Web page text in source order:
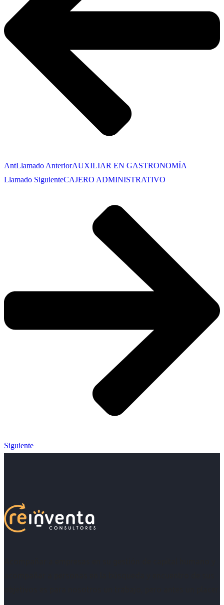
AntLlamado AnteriorAUXILIAR EN GASTRONOMÍA
Llamado SiguienteCAJERO ADMINISTRATIVO
Siguiente